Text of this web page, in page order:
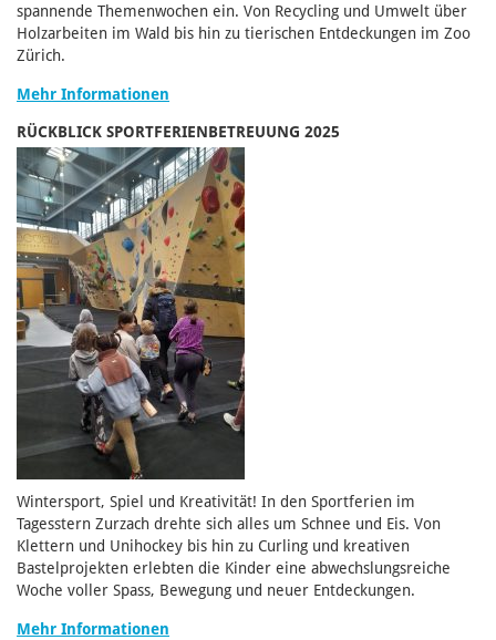
spannende Themenwochen ein. Von Recycling und Umwelt über
Holzarbeiten im Wald bis hin zu tierischen Entdeckungen im Zoo
Zürich.
Mehr Informationen
RÜCKBLICK SPORTFERIENBETREUUNG 2025
Wintersport, Spiel und Kreativität! In den Sportferien im
Tagesstern Zurzach drehte sich alles um Schnee und Eis. Von
Klettern und Unihockey bis hin zu Curling und kreativen
Bastelprojekten erlebten die Kinder eine abwechslungsreiche
Woche voller Spass, Bewegung und neuer Entdeckungen.
Mehr Informationen